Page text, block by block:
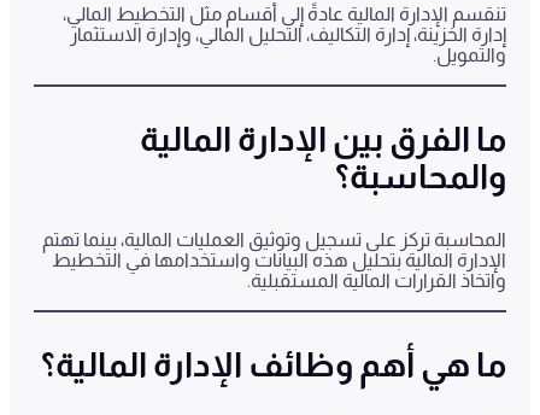
تنقسم الإدارة المالية عادةً إلى أقسام مثل التخطيط المالي،
إدارة الخزينة، إدارة التكاليف، التحليل المالي، وإدارة الاستثمار
والتمويل.
ما الفرق بين الإدارة المالية
والمحاسبة؟
المحاسبة تركز على تسجيل وتوثيق العمليات المالية، بينما تهتم
الإدارة المالية بتحليل هذه البيانات واستخدامها في التخطيط
واتخاذ القرارات المالية المستقبلية.
ما هي أهم وظائف الإدارة المالية؟